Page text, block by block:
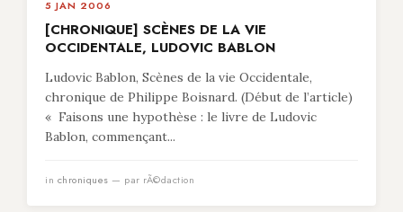
5 JAN 2006
[CHRONIQUE] SCÈNES DE LA VIE
OCCIDENTALE, LUDOVIC BABLON
Ludovic Bablon, Scènes de la vie Occidentale,
chronique de Philippe Boisnard. (Début de l’article)
« Faisons une hypothèse : le livre de Ludovic
Bablon, commençant...
in chroniques — par rÃ©daction